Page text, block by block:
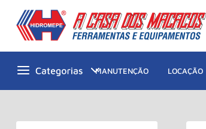
MANUTENÇÃO LOCAÇÃO